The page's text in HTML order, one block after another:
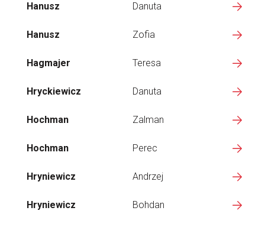
Hanusz Danuta
Hanusz Zofia
Hagmajer Teresa
Hryckiewicz Danuta
Hochman Zalman
Hochman Perec
Hryniewicz Andrzej
Hryniewicz Bohdan